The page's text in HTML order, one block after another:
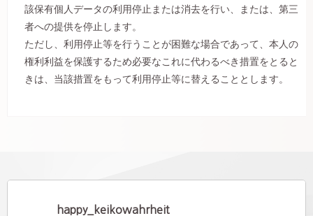
該保有個人データの利用停止または消去を行い、または、第三
者への提供を停止します。
ただし、利用停止等を行うことが困難な場合であって、本人の
権利利益を保護するため必要なこれに代わるべき措置をとると
きは、当該措置をもって利用停止等に替えることとします。
happy_keikowahrheit